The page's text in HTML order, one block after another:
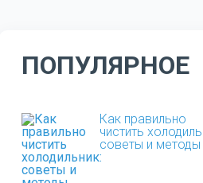
ПОПУЛЯРНОЕ
Как правильно
чистить
советы и методы